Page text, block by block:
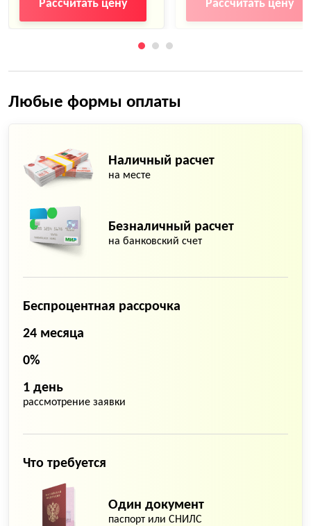
Рассчитать цену Рассчитать цену
Любые формы оплаты
Наличный расчет
на месте
Безналичный расчет
на банковский счет
Беспроцентная рассрочка
24 месяца
0%
1 день
рассмотрение заявки
Что требуется
Один документ
паспорт или СНИЛС